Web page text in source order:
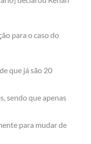
para o caso do
que já são 20
sendo que apenas
para mudar de